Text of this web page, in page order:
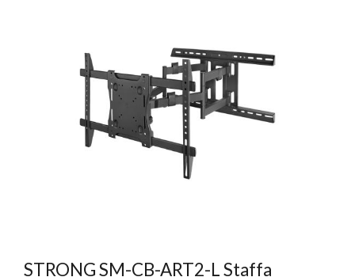
STRONG SM-CB-ART2-L Staffa